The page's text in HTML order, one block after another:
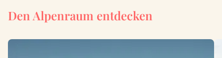
Den Alpenraum entdecken